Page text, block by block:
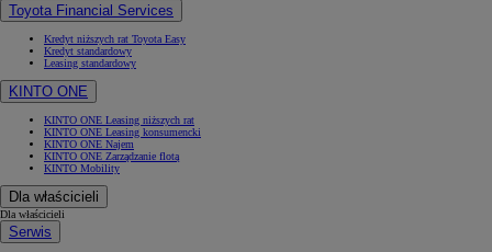
Toyota Financial Services
Kredyt niższych rat Toyota Easy
Kredyt standardowy
Leasing standardowy
KINTO ONE
KINTO ONE Leasing niższych rat
KINTO ONE Leasing konsumencki
KINTO ONE Najem
KINTO ONE Zarządzanie flotą
KINTO Mobility
Dla właścicieli
Dla właścicieli
Serwis